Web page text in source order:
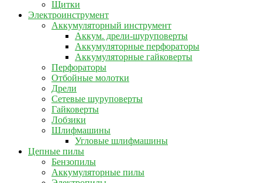
Щитки
Электроинструмент
Аккумуляторный инструмент
Аккум. дрели-шуруповерты
Аккумуляторные перфораторы
Аккумуляторные гайковерты
Перфораторы
Отбойные молотки
Дрели
Сетевые шуруповерты
Гайковерты
Лобзики
Шлифмашины
Угловые шлифмашины
Цепные пилы
Бензопилы
Аккумуляторные пилы